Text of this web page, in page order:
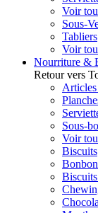
Voir
Sous-
Tabliers
Voir
Nourriture &
Retour vers
Sous-
Voir
Biscuits